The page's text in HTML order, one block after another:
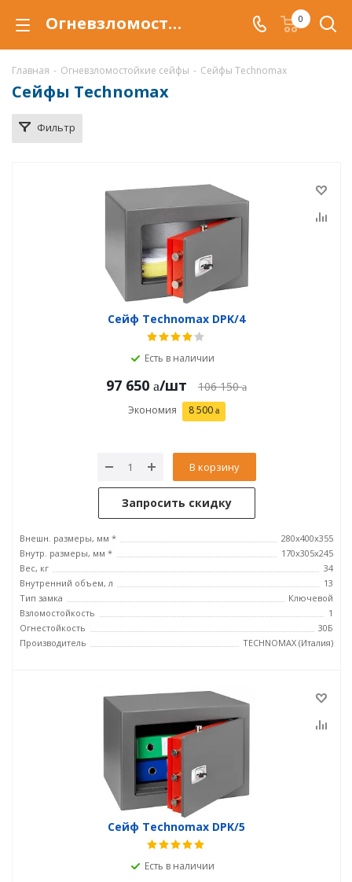
Огневзломостойкий сейф Technomax купить в Тюмени, сейфы Technomax с защитой от взлома и от огня по низкой цене c доставкой 0
Главная - Огневзломостойкие сейфы - Сейфы Technomax
Сейфы Technomax
Фильтр
Сейф Technomax DPK/4
Есть в наличии
97 650 /шт 106 150
Экономия 8 500
В корзину
Запросить скидку
Внешн. размеры, мм *
280х400х355
Внутр. размеры, мм *
170х305х245
Вес, кг
34
Внутренний объем, л
13
Тип замка
Ключевой
Взломостойкость
1
Огнестойкость
30Б
Производитель
TECHNOMAX (Италия)
Сейф Technomax DPK/5
Есть в наличии